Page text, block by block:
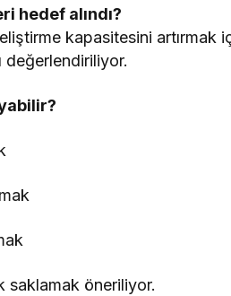
hedef alındı?
kapasitesini artırmak
değerlendiriliyor.
saklamak öneriliyor.